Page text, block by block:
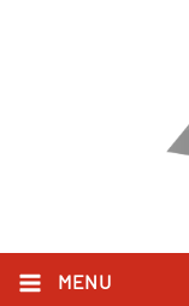
MENU
Luc